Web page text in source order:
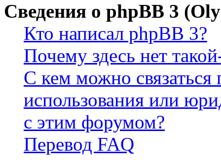
Сведения о phpBB 3
Кто написал phpBB 3?
Почему здесь нет
С кем можно связаться
использования или
с этим форумом?
Перевод FAQ